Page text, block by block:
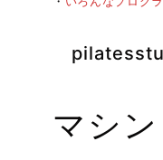
マシ